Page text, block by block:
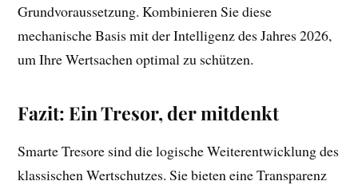
Grundvoraussetzung. Kombinieren Sie diese
mechanische Basis mit der Intelligenz des Jahres 2026,
um Ihre Wertsachen optimal zu schützen.
Fazit: Ein Tresor, der mitdenkt
Smarte Tresore sind die logische Weiterentwicklung des
klassischen Wertschutzes. Sie bieten eine Transparenz